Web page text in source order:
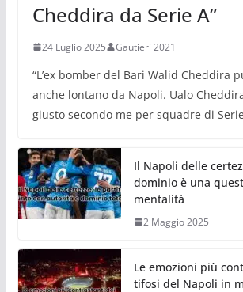
Cheddira da Serie A”
24 Luglio 2025 Gautieri 2021
“L’ex bomber del Bari Walid Cheddira
anche lontano da Napoli. Ualo
giusto secondo me per squadre di Serie
Il Napoli delle
dominio è una
mentalità
2 Maggio 2025
Le emozioni più
tifosi del Napoli in